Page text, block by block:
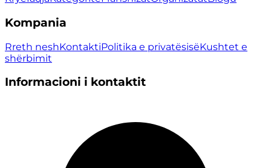
Kompania
Rreth neshKontaktiPolitika e privatësisëKushtet e
shërbimit
Informacioni i kontaktit